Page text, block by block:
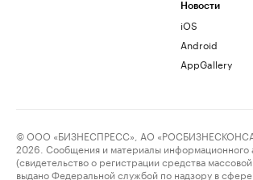
Новости
iOS
Android
AppGallery
© ООО «БИЗНЕСПРЕСС», АО
2026. Сообщения и материалы информационного
(свидетельство о регистрации средства
выдано Федеральной службой по надзору в сфере